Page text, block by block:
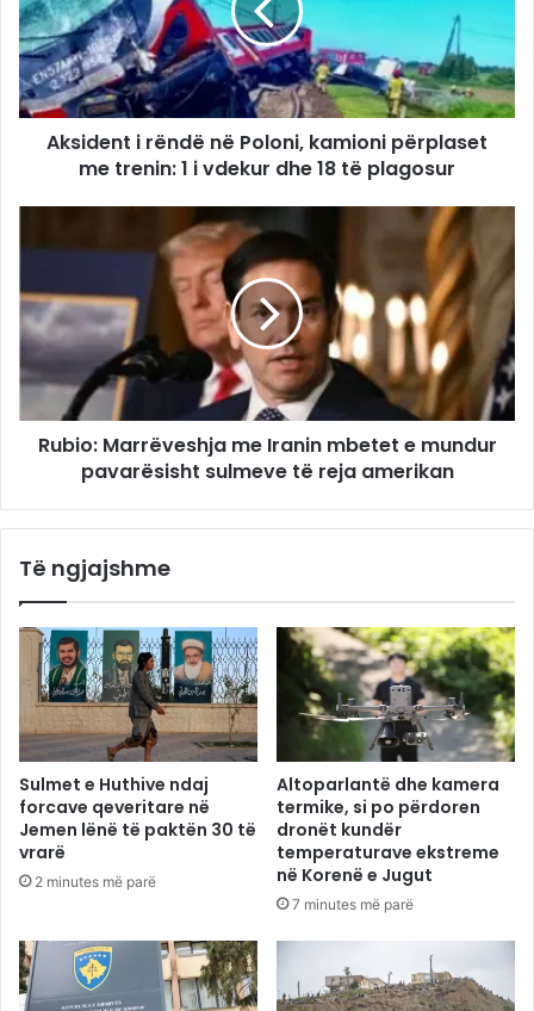
Aksident i rëndë në Poloni, kamioni përplaset
me trenin: 1 i vdekur dhe 18 të plagosur
Rubio: Marrëveshja me Iranin mbetet e mundur
pavarësisht sulmeve të reja amerikan
Të ngjajshme
Sulmet e Huthive ndaj
forcave qeveritare në
Jemen lënë të paktën 30 të
vrarë
2 minutes më parë
Altoparlantë dhe kamera
termike, si po përdoren
dronët kundër
temperaturave ekstreme
në Korenë e Jugut
7 minutes më parë